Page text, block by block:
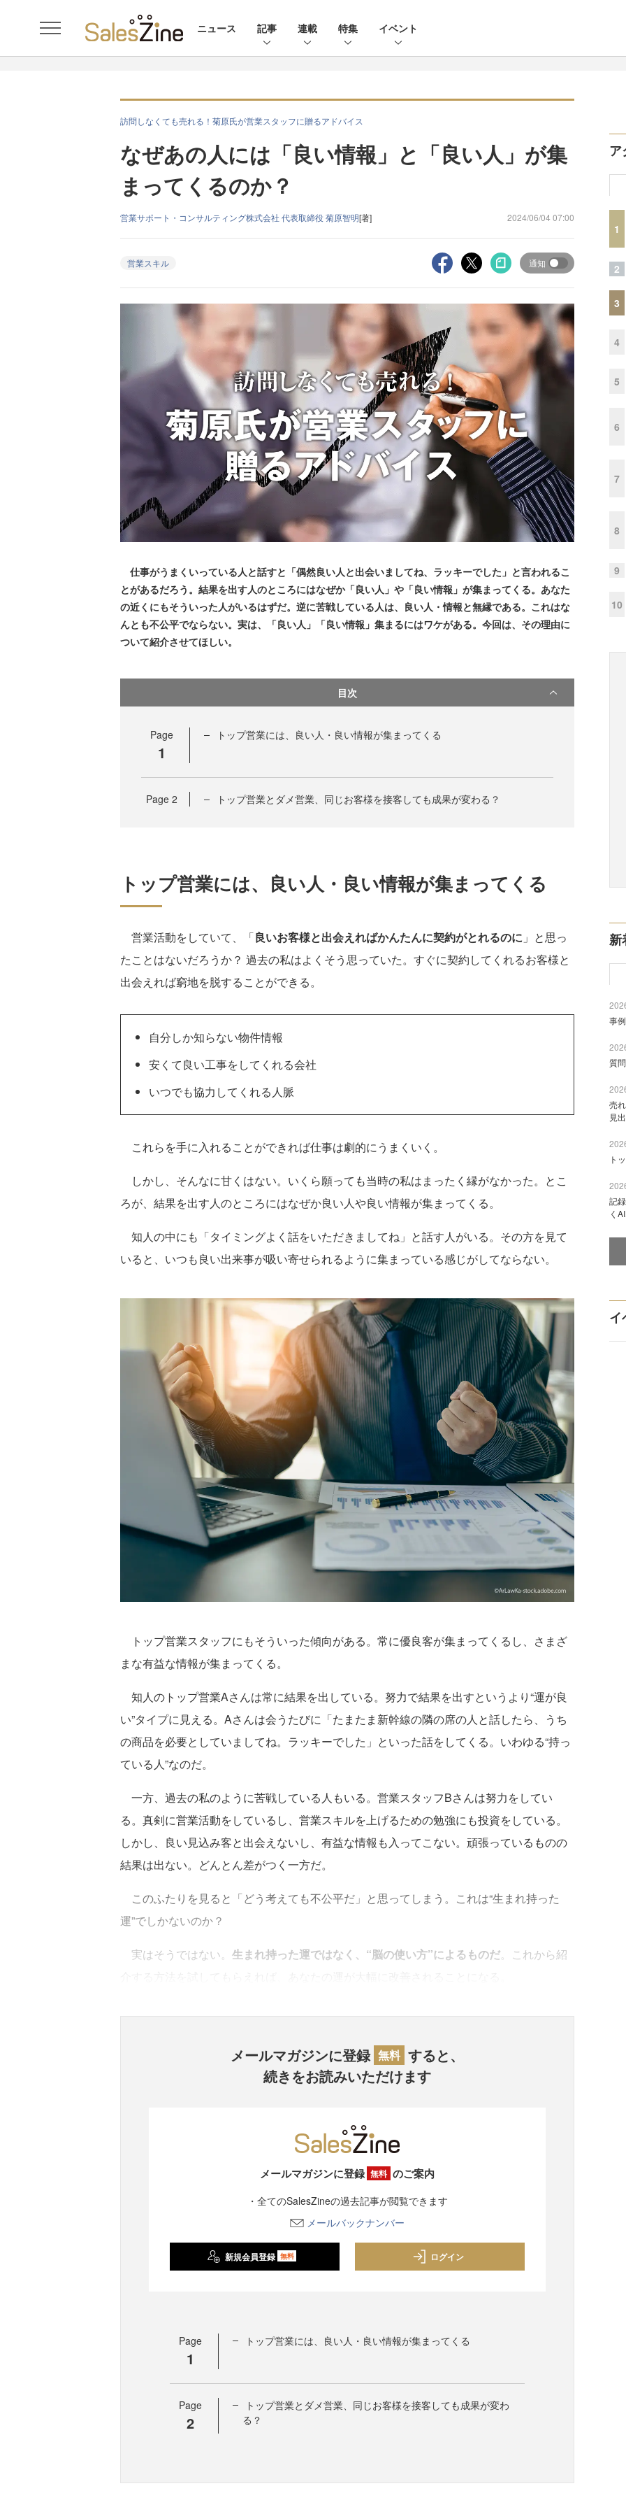
ニュース 記事 連載 特集 イベント
訪問しなくても売れる！菊原氏が営業スタッフに贈るアドバイス
なぜあの人には「良い情報」と「良い人」が集
まってくるのか？
営業サポート・コンサルティング株式会社 代表取締役 菊原智明[著] 2024/06/04 07:00
営業スキル 通知
仕事がうまくいっている人と話すと「偶然良い人と出会いましてね、ラッキーでした」と言われるこ
とがあるだろう。結果を出す人のところにはなぜか「良い人」や「良い情報」が集まってくる。あなた
の近くにもそういった人がいるはずだ。逆に苦戦している人は、良い人・情報と無縁である。これはな
んとも不公平でならない。実は、「良い人」「良い情報」集まるにはワケがある。今回は、その理由に
ついて紹介させてほしい。
目次
Page
1
トップ営業には、良い人・良い情報が集まってくる
Page 2 トップ営業とダメ営業、同じお客様を接客しても成果が変わる？
トップ営業には、良い人・良い情報が集まってくる
営業活動をしていて、「良いお客様と出会えればかんたんに契約がとれるのに 」と思っ
たことはないだろうか？ 過去の私はよくそう思っていた。すぐに契約してくれるお客様と
出会えれば窮地を脱することができる。
自分しか知らない物件情報
安くて良い工事をしてくれる会社
いつでも協力してくれる人脈
これらを手に入れることができれば仕事は劇的にうまくいく。
しかし、そんなに甘くはない。いくら願っても当時の私はまったく縁がなかった。とこ
ろが、結果を出す人のところにはなぜか良い人や良い情報が集まってくる。
知人の中にも「タイミングよく話をいただきましてね」と話す人がいる。その方を見て
いると、いつも良い出来事が吸い寄せられるように集まっている感じがしてならない。
トップ営業スタッフにもそういった傾向がある。常に優良客が集まってくるし、さまざ
まな有益な情報が集まってくる。
知人のトップ営業Aさんは常に結果を出している。努力で結果を出すというより“運が良
い”タイプに見える。Aさんは会うたびに「たまたま新幹線の隣の席の人と話したら、うち
の商品を必要としていましてね。ラッキーでした」といった話をしてくる。いわゆる“持っ
ている人”なのだ。
一方、過去の私のように苦戦している人もいる。営業スタッフBさんは努力をしてい
る。真剣に営業活動をしているし、営業スキルを上げるための勉強にも投資をしている。
しかし、良い見込み客と出会えないし、有益な情報も入ってこない。頑張っているものの
結果は出ない。どんとん差がつく一方だ。
このふたりを見ると「どう考えても不公平だ」と思ってしまう。これは“生まれ持った
運”でしかないのか？
実はそうではない。 生まれ持った運ではなく、“脳の使い方”によるものだ。これから紹
メールマガジンに登録 無料 すると、
続きをお読みいただけます
メールマガジンに登録 無料 のご案内
・全てのSalesZineの過去記事が閲覧できます
メールバックナンバー
新規会員登録 無料 ログイン
Page
1
トップ営業には、良い人・良い情報が集まってくる
Page
2
トップ営業とダメ営業、同じお客様を接客しても成果が変わ
る？
ア
1
2
3
4
5
6
7
8
9
10
新
事
質
売
見
ト
記
く
イ